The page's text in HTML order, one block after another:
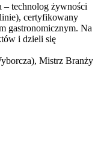
– technolog żywności
certyfikowany
gastronomicznym. Na
i dzieli się
Mistrz Branży